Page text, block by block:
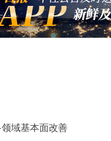
域基本面改善